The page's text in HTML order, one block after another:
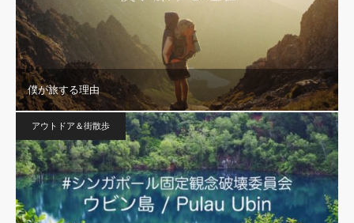
僕が旅する理由
アウトドア＆街散歩